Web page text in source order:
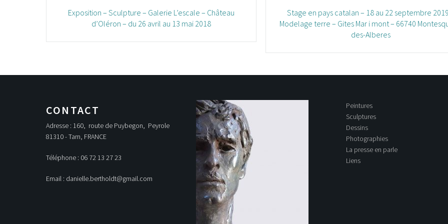
articles
Exposition – Sculpture – Galerie L’escale – Château
d’Oléron – du 26 avril au 13 mai 2018
Stage en pays catalan – 18 au 22 septembre
Modelage terre – Gites Mar i mont – 66740
des-Alberes
CONTACT
Adresse : 160, route de Puybegon, Peyrole
81310 - Tarn, FRANCE
Téléphone : 06 72 13 27 23
Email : danielle.bertholdt@gmail.com
Peintures
Sculptures
Dessins
Photographies
La presse en parle
Liens